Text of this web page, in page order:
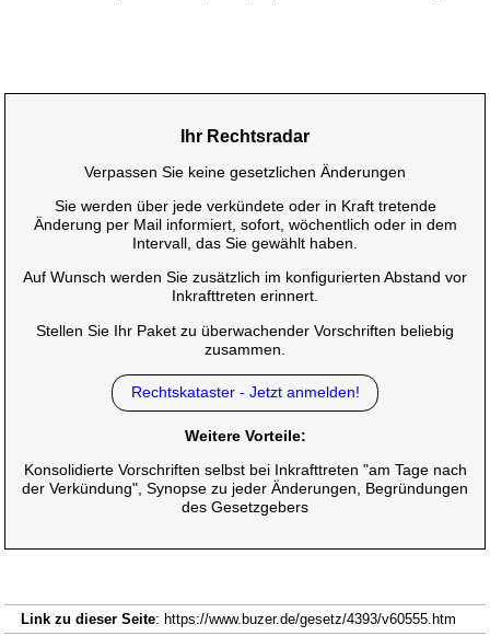
Ihr Rechtsradar
Verpassen Sie keine gesetzlichen Änderungen
Sie werden über jede verkündete oder in Kraft tretende
Änderung per Mail informiert, sofort, wöchentlich oder in dem
Intervall, das Sie gewählt haben.
Auf Wunsch werden Sie zusätzlich im konfigurierten Abstand vor
Inkrafttreten erinnert.
Stellen Sie Ihr Paket zu überwachender Vorschriften beliebig
zusammen.
Rechtskataster - Jetzt anmelden!
Weitere Vorteile:
Konsolidierte Vorschriften selbst bei Inkrafttreten "am Tage nach
der Verkündung", Synopse zu jeder Änderungen, Begründungen
des Gesetzgebers
Link zu dieser Seite: https://www.buzer.de/gesetz/4393/v60555.htm